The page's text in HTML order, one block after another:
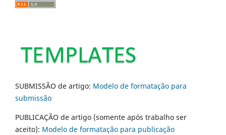
SUBMISSÃO de artigo: Modelo de formatação para
submissão
PUBLICAÇÃO de artigo (somente após trabalho ser
aceito): Modelo de formatação para publicação